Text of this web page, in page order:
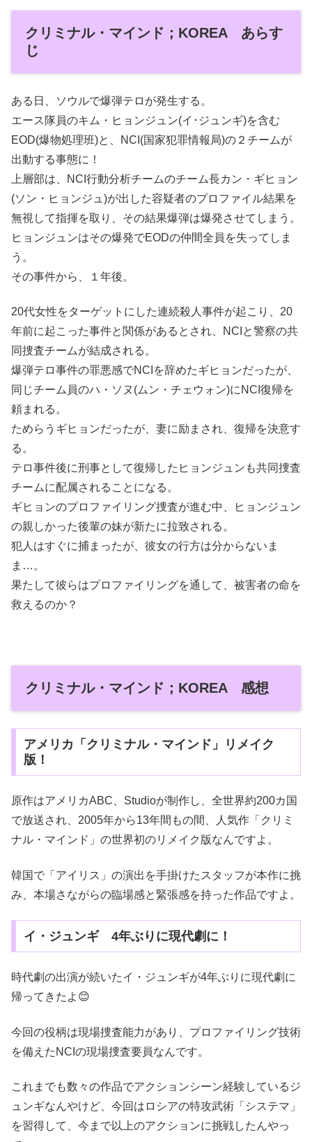
クリミナル・マインド；KOREA あらす
じ
ある日、ソウルで爆弾テロが発生する。
エース隊員のキム・ヒョンジュン(イ･ジュンギ)を含む
EOD(爆物処理班)と、NCI(国家犯罪情報局)の２チームが
出動する事態に！
上層部は、NCI行動分析チームのチーム長カン・ギヒョン
(ソン・ヒョンジュ)が出した容疑者のプロファイル結果を
無視して指揮を取り、その結果爆弾は爆発させてしまう。
ヒョンジュンはその爆発でEODの仲間全員を失ってしま
う。
その事件から、１年後。
20代女性をターゲットにした連続殺人事件が起こり、20
年前に起こった事件と関係があるとされ、NCIと警察の共
同捜査チームが結成される。
爆弾テロ事件の罪悪感でNCIを辞めたギヒョンだったが、
同じチーム員のハ・ソヌ(ムン・チェウォン)にNCI復帰を
頼まれる。
ためらうギヒョンだったが、妻に励まされ、復帰を決意す
る。
テロ事件後に刑事として復帰したヒョンジュンも共同捜査
チームに配属されることになる。
ギヒョンのプロファイリング捜査が進む中、ヒョンジュン
の親しかった後輩の妹が新たに拉致される。
犯人はすぐに捕まったが、彼女の行方は分からないま
ま…。
果たして彼らはプロファイリングを通して、被害者の命を
救えるのか？
クリミナル・マインド；KOREA 感想
アメリカ「クリミナル・マインド」リメイク
版！
原作はアメリカABC、Studioが制作し、全世界約200カ国
で放送され、2005年から13年間もの間、人気作「クリミ
ナル・マインド」の世界初のリメイク版なんですよ。
韓国で「アイリス」の演出を手掛けたスタッフが本作に挑
み、本場さながらの臨場感と緊張感を持った作品ですよ。
イ・ジュンギ 4年ぶりに現代劇に！
時代劇の出演が続いたイ・ジュンギが4年ぶりに現代劇に
帰ってきたよ😊
今回の役柄は現場捜査能力があり、プロファイリング技術
を備えたNCIの現場捜査要員なんです。
これまでも数々の作品でアクションシーン経験しているジ
ュンギなんやけど、今回はロシアの特攻武術「システマ」
を習得して、今まで以上のアクションに挑戦したんやっ